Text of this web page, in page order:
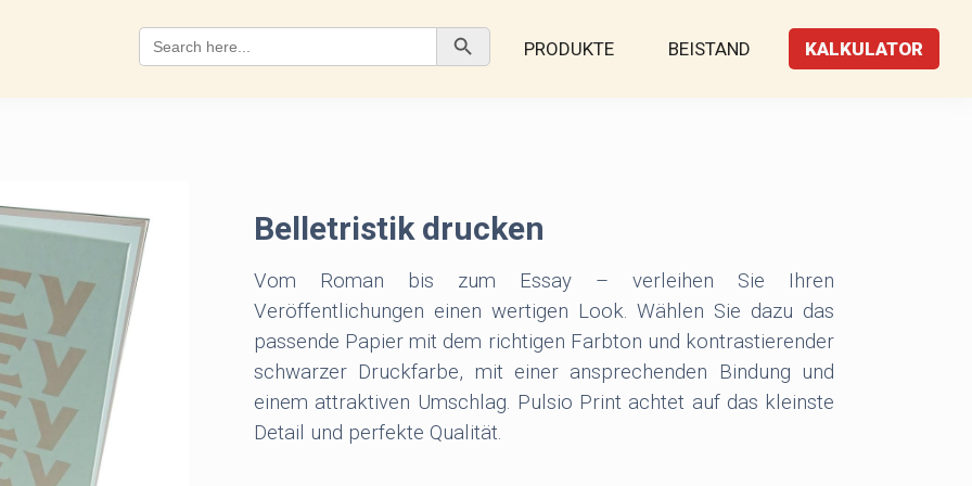
Search Button
PRODUKTE BEISTAND KALKULATOR
Belletristik drucken
Vom Roman bis zum Essay – verleihen Sie Ihren
Veröffentlichungen einen wertigen Look. Wählen Sie dazu das
passende Papier mit dem richtigen Farbton und kontrastierender
schwarzer Druckfarbe, mit einer ansprechenden Bindung und
einem attraktiven Umschlag. Pulsio Print achtet auf das kleinste
Detail und perfekte Qualität.